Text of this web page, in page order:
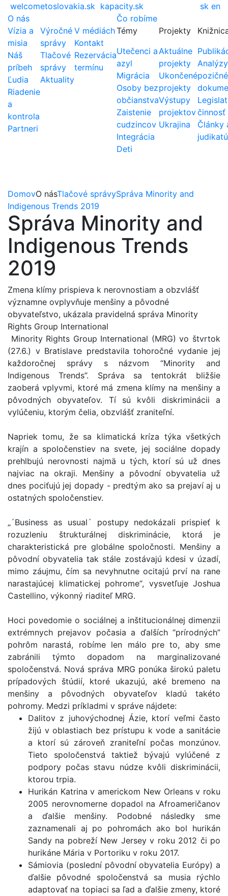
welcometoslovakia.sk kapacity.sk sk en
O nás
Vízia a
misia
Náš
príbeh
Ľudia
Riadenie
a
kontrola
Partneri
Výročné
správy
Tlačové
správy
Aktuality
V médiách
Kontakt
Rezervácia
termínu
Čo robíme
Témy
Utečenci a
azyl
Migrácia
Osoby bez
občianstva
Zaistenie
cudzincov
Integrácia
Deti
Projekty
Aktuálne
projekty
Ukončené
projekty
Výstupy
projektov
Ukrajina
pozičné
činnosť
Články
DomovO násTlačové správySpráva Minority and
Indigenous Trends 2019
Správa Minority and
Indigenous Trends
2019
Zmena klímy prispieva k nerovnostiam a obzvlášť
významne ovplyvňuje menšiny a pôvodné
obyvateľstvo, ukázala pravidelná správa Minority
Rights Group International
Minority Rights Group International (MRG) vo štvrtok
(27.6.) v Bratislave predstavila tohoročné vydanie jej
každoročnej správy s názvom “Minority and
Indigenous Trends”. Správa sa tentokrát bližšie
zaoberá vplyvmi, ktoré má zmena klímy na menšiny a
pôvodných obyvateľov. Tí sú kvôli diskriminácii a
vylúčeniu, ktorým čelia, obzvlášť zraniteľní.
Napriek tomu, že sa klimatická kríza týka všetkých
krajín a spoločenstiev na svete, jej sociálne dopady
prehlbujú nerovnosti najmä u tých, ktorí sú už dnes
najviac na okraji. Menšiny a pôvodní obyvatelia už
dnes pociťujú jej dopady - predtým ako sa prejaví aj u
ostatných spoločenstiev.
„´Business as usual´ postupy nedokázali prispieť k
rozuzleniu štrukturálnej diskriminácie, ktorá je
charakteristická pre globálne spoločnosti. Menšiny a
pôvodní obyvatelia tak stále zostávajú kdesi v úzadí,
mimo záujmu, čím sa nevyhnutne ocitajú prví na rane
narastajúcej klimatickej pohrome“, vysvetľuje Joshua
Castellino, výkonný riaditeľ MRG.
Hoci povedomie o sociálnej a inštitucionálnej dimenzii
extrémnych prejavov počasia a ďalších “prírodných”
pohrôm narastá, robíme len málo pre to, aby sme
zabránili týmto dopadom na marginalizované
spoločenstvá. Nová správa MRG ponúka širokú paletu
prípadových štúdií, ktoré ukazujú, aké bremeno na
menšiny a pôvodných obyvateľov kladú takéto
pohromy. Medzi príkladmi v správe nájdete:
Dalitov z juhovýchodnej Ázie, ktorí veľmi často
žijú v oblastiach bez prístupu k vode a sanitácie
a ktorí sú zároveň zraniteľní počas monzúnov.
Tieto spoločenstvá taktiež bývajú vylúčené z
podpory počas stavu núdze kvôli diskriminácii,
ktorou trpia.
Hurikán Katrina v americkom New Orleans v roku
2005 nerovnomerne dopadol na Afroameričanov
a ďalšie menšiny. Podobné následky sme
zaznamenali aj po pohromách ako bol hurikán
Sandy na pobreží New Jersey v roku 2012 či po
hurikáne Mária v Portoriku v roku 2017.
Sámiovia (poslední pôvodní obyvatelia Európy) a
ďalšie pôvodné spoločenstvá sa musia rýchlo
adaptovať na topiaci sa ľad a ďalšie zmeny, ktoré